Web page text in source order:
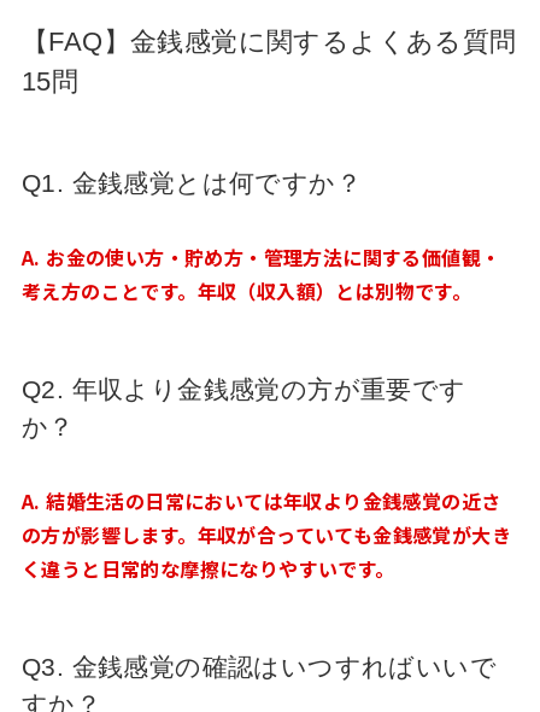
【FAQ】金銭感覚に関するよくある質問
15問
Q1. 金銭感覚とは何ですか？
A. お金の使い方・貯め方・管理方法に関する価値観・
考え方のことです。年収（収入額）とは別物です。
Q2. 年収より金銭感覚の方が重要です
か？
A. 結婚生活の日常においては年収より金銭感覚の近さ
の方が影響します。年収が合っていても金銭感覚が大き
く違うと日常的な摩擦になりやすいです。
Q3. 金銭感覚の確認はいつすればいいで
すか？